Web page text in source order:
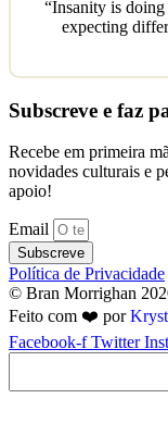
“Insanity is
expecting
Subscreve e faz
Recebe em primeira
novidades culturais e
apoio!
Email
Subscreve
Política de Privacidade
© Bran Morrighan
Feito com ❤️ por
Facebook-f Twitter